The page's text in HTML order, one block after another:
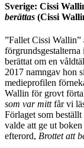
Sverige: Cissi
berättas (Cissi
”Fallet Cissi
berättat om en
2017 namngav hon
medieprofilen
Wallin för grovt
som var mittfår vi
Förlaget som
valde att ge ut
efterord, Brottet att